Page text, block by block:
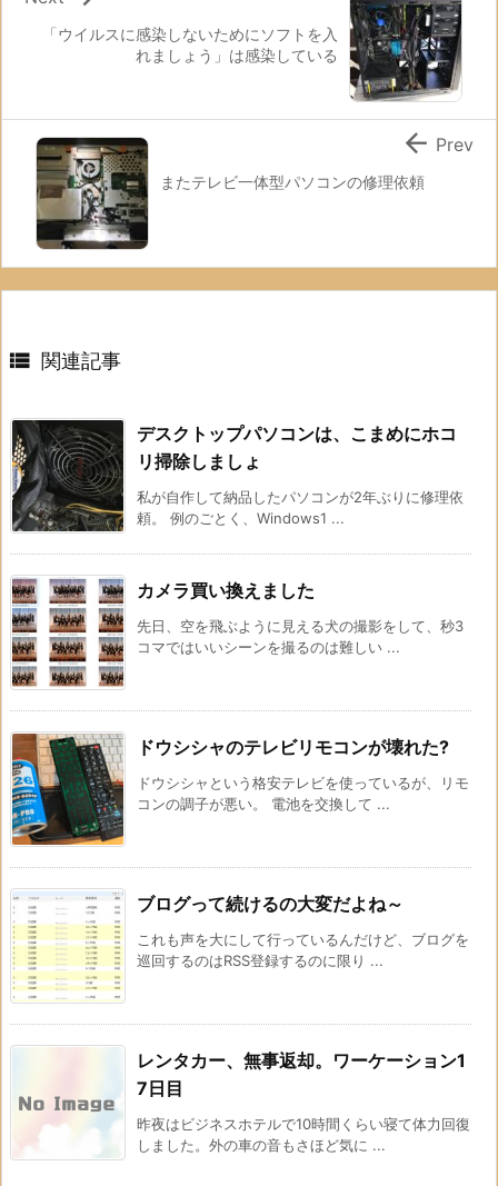
「ウイルスに感染しないためにソフトを入
れましょう」は感染している
またテレビ一体型パソコンの修理依頼
 Prev
 関連記事
デスクトップパソコンは、こまめにホコ
リ掃除しましょ
私が自作して納品したパソコンが2年ぶりに修理依
頼。 例のごとく、Windows1 ...
カメラ買い換えました
先日、空を飛ぶように見える犬の撮影をして、秒3
コマではいいシーンを撮るのは難しい ...
ドウシシャのテレビリモコンが壊れた?
ドウシシャという格安テレビを使っているが、リモ
コンの調子が悪い。 電池を交換して ...
ブログって続けるの大変だよね～
これも声を大にして行っているんだけど、ブログを
巡回するのはRSS登録するのに限り ...
レンタカー、無事返却。ワーケーション1
7日目
昨夜はビジネスホテルで10時間くらい寝て体力回復
しました。外の車の音もさほど気に ...